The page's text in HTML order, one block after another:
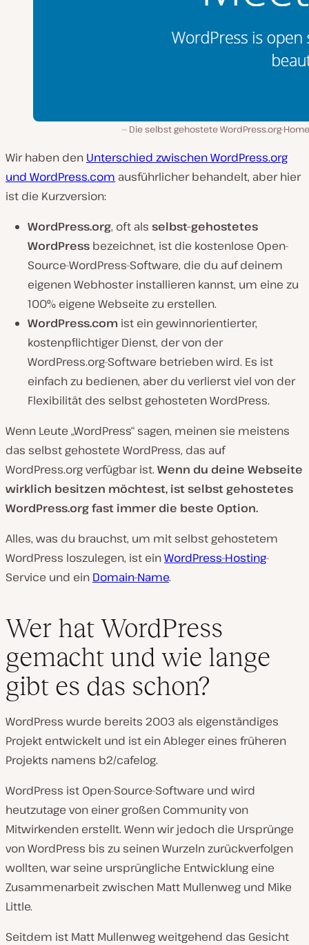
Die selbst gehostete WordPress.org-
Wir haben den Unterschied zwischen WordPress.org
und WordPress.com ausführlicher behandelt, aber hier
ist die Kurzversion:
WordPress.org, oft als selbst-gehostetes
WordPress bezeichnet, ist die kostenlose Open-
Source-WordPress-Software, die du auf deinem
eigenen Webhoster installieren kannst, um eine zu
100% eigene Webseite zu erstellen.
WordPress.com ist ein gewinnorientierter,
kostenpflichtiger Dienst, der von der
WordPress.org-Software betriebenwird. Es ist
einfach zu bedienen, aber du verlierst viel von der
Flexibilität des selbst gehosteten WordPress.
Wenn Leute „WordPress“ sagen, meinen sie meistens
das selbst gehostete WordPress, das auf
WordPress.org verfügbar ist. Wenn du deine Webseite
wirklich besitzen möchtest, ist selbst gehostetes
WordPress.org fast immer die beste Option.
Alles, was du brauchst, um mit selbst gehostetem
WordPress loszulegen, ist einWordPress-Hosting-
Service und ein Domain-Name.
Wer hat WordPress
gemacht und wie lange
gibt es das schon?
WordPress wurde bereits 2003 als eigenständiges
Projekt entwickelt und ist ein Ableger eines früheren
Projekts namens b2/cafelog.
WordPress ist Open-Source-Software und wird
heutzutage von einer großen Community von
Mitwirkenden erstellt. Wenn wir jedoch die Ursprünge
von WordPress bis zu seinen Wurzeln zurückverfolgen
wollten, war seine ursprüngliche Entwicklung eine
Zusammenarbeit zwischen Matt Mullenweg und Mike
Little.
Seitdem ist Matt Mullenweg weitgehend das Gesicht